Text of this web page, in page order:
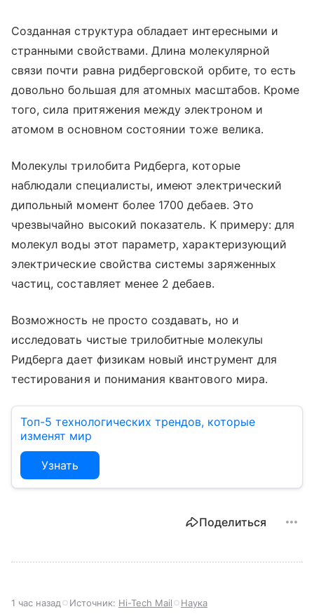
Созданная структура обладает интересными и
странными свойствами. Длина молекулярной
связи почти равна ридберговской орбите, то есть
довольно большая для атомных масштабов. Кроме
того, сила притяжения между электроном и
атомом в основном состоянии тоже велика.
Молекулы трилобита Ридберга, которые
наблюдали специалисты, имеют электрический
дипольный момент более 1700 дебаев. Это
чрезвычайно высокий показатель. К примеру: для
молекул воды этот параметр, характеризующий
электрические свойства системы заряженных
частиц, составляет менее 2 дебаев.
Возможность не просто создавать, но и
исследовать чистые трилобитные молекулы
Ридберга дает физикам новый инструмент для
тестирования и понимания квантового мира.
Топ-5 технологических трендов, которые
изменят мир
Узнать
Поделиться
1 час назад Источник: Hi-Tech Mail Наука